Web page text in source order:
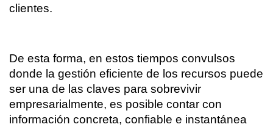
clientes.
De esta forma, en estos tiempos convulsos
donde la gestión eficiente de los recursos puede
ser una de las claves para sobrevivir
empresarialmente, es posible contar con
información concreta, confiable e instantánea